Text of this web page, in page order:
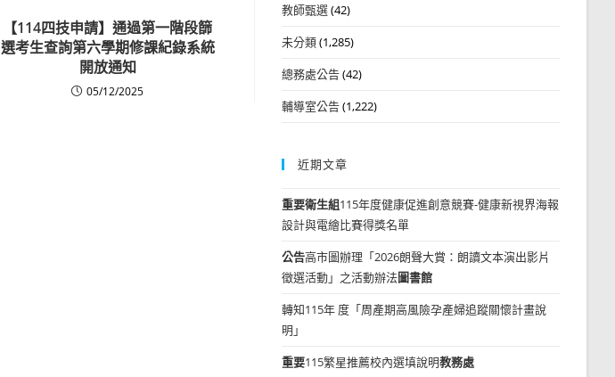
【114四技申請】通過第一階段篩
選考生查詢第六學期修課紀錄系統
開放通知
05/12/2025
教師甄選(42)
未分類(1,285)
總務處公告(42)
輔導室公告(1,222)
近期文章
重要衛生組115年度健康促進創意競賽-健康新視界海報
設計與電繪比賽得獎名單
公告高市圖辦理「2026朗聲大賞：朗讀文本演出影片
徵選活動」之活動辦法圖書館
轉知115年 度「周產期高風險孕產婦追蹤關懷計畫說
明」
重要115繁星推薦校內選填說明教務處